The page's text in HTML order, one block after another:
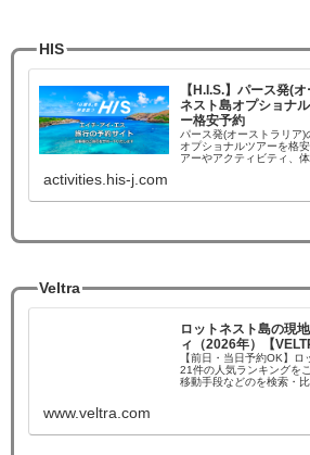
HIS
【H.I.S.】パース発(
ネスト島オプショナ
ー格安予約
パース発(オーストラリア
オプショナルツアーを格
アーやアクティビティ、
activities.his-j.com
Veltra
ロットネスト島の現
ィ（2026年）【
【前日・当日予約OK】
21件の人気ランキングを
移動手段などのを検索・
www.veltra.com